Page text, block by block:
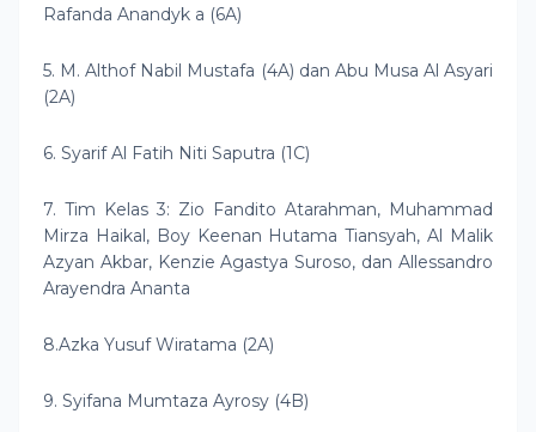
Rafanda Anandyk a (6A)
5. M. Althof Nabil Mustafa (4A) dan Abu Musa Al Asyari
(2A)
6. Syarif Al Fatih Niti Saputra (1C)
7. Tim Kelas 3: Zio Fandito Atarahman, Muhammad
Mirza Haikal, Boy Keenan Hutama Tiansyah, Al Malik
Azyan Akbar, Kenzie Agastya Suroso, dan Allessandro
Arayendra Ananta
8.Azka Yusuf Wiratama (2A)
9. Syifana Mumtaza Ayrosy (4B)